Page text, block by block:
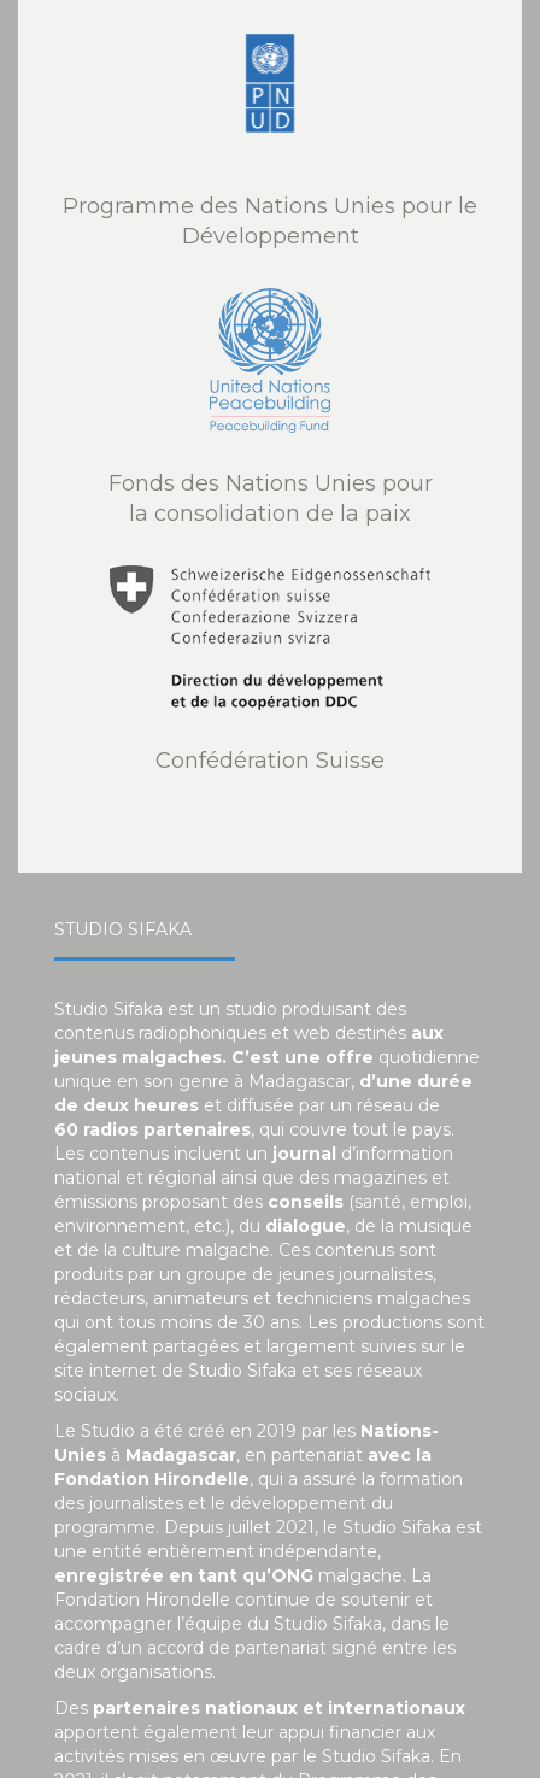
Programme des Nations Unies pour le
Développement
Fonds des Nations Unies pour
la consolidation de la paix
Confédération Suisse
STUDIO SIFAKA
Studio Sifaka est un studio produisant des
contenus radiophoniques et web destinés aux
jeunes malgaches. C’est une offre quotidienne
unique en son genre à Madagascar, d’une durée
de deux heures et diffusée par un réseau de
60 radios partenaires, qui couvre tout le pays.
Les contenus incluent un journal d’information
national et régional ainsi que des magazines et
émissions proposant des conseils (santé, emploi,
environnement, etc.), du dialogue, de la musique
et de la culture malgache. Ces contenus sont
produits par un groupe de jeunes journalistes,
rédacteurs, animateurs et techniciens malgaches
qui ont tous moins de 30 ans. Les productions sont
également partagées et largement suivies sur le
site internet de Studio Sifaka et ses réseaux
sociaux.
Le Studio a été créé en 2019 par les Nations-
Unies à Madagascar, en partenariat avec la
Fondation Hirondelle, qui a assuré la formation
des journalistes et le développement du
programme. Depuis juillet 2021, le Studio Sifaka est
une entité entièrement indépendante,
enregistrée en tant qu’ONG malgache. La
Fondation Hirondelle continue de soutenir et
accompagner l’équipe du Studio Sifaka, dans le
cadre d’un accord de partenariat signé entre les
deux organisations.
Des partenaires nationaux et internationaux
apportent également leur appui financier aux
activités mises en œuvre par le Studio Sifaka. En